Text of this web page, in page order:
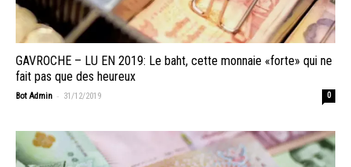
GAVROCHE – LU EN 2019: Le baht, cette monnaie «forte» qui ne
fait pas que des heureux
Bot Admin - 31/12/2019 0